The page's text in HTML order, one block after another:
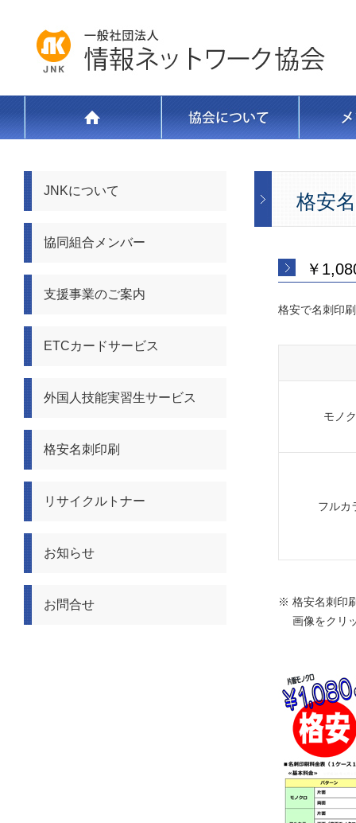
JNKについて
協同組合メンバー
支援事業のご案内
ETCカードサービス
外国人技能実習生サービス
格安名刺印刷
リサイクルトナー
お知らせ
お問合せ
格安
￥
格安で名刺印
モノ
フルカ
※ 格安名刺印
画像をクリ